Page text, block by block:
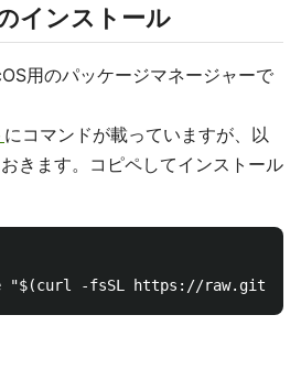
インストール
用のパッケージマネージャーで
にコマンドが載っていますが、以
きます。コピペしてインストール